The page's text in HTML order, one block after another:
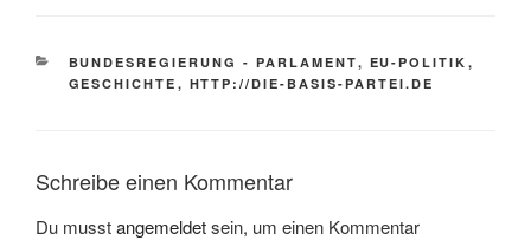
KATEGORIEN
BUNDESREGIERUNG - PARLAMENT, EU-POLITIK ,
GESCHICHTE , HTTP://DIE-BASIS-PARTEI.DE
Schreibe einen Kommentar
Du musstangemeldetsein, um einen Kommentar